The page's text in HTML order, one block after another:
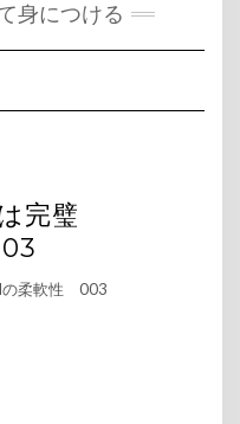
身につける
Navigation
完璧